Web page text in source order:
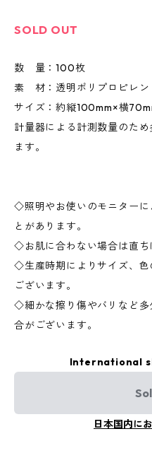
SOLD OUT
数 量：100枚
素 材：透明ポリプロピレン
サイズ：約縦100mm×横
計量器による計測数量のた
ます。
◇照明やお使いのモニターに
とがあります。
◇お肌に合わない場合は直ち
◇生産時期によりサイズ、色
ございます。
◇細かな擦り傷やバリなど多
合がございます。
International
日本国内に